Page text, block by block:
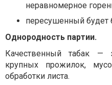
неравномерное
пересушенный будет
Однородность партии.
Качественный табак —
крупных прожилок,
обработки листа.